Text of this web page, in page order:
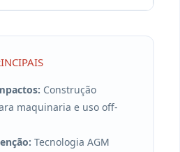
Construção
maquinaria e uso off-
Tecnologia AGM